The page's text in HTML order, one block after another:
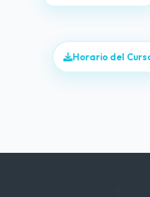
Horario del